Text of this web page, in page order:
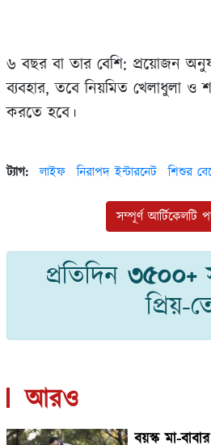
৬ বছর বা তার বেশি: প্রয়োজন
ব্যবহার, তবে নিয়মিত খেলাধুলা ও
করতে হবে।
ট্যাগ: লাইফ নিরাপদ ইন্টারনেট শিশুর
সম্পূর্ণ আর্টিকেলটি
প্রতিদিন ৩৫০০+
প্রিয়-
আরও
বয়স্ক মা-